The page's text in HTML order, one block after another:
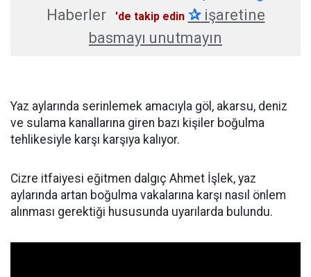
Haberler
'de takip edin ✰işaretine
basmayı unutmayın
Yaz aylarında serinlemek amacıyla göl, akarsu, deniz
ve sulama kanallarına giren bazı kişiler boğulma
tehlikesiyle karşı karşıya kalıyor.
Cizre itfaiyesi eğitmen dalgıç Ahmet İşlek, yaz
aylarında artan boğulma vakalarına karşı nasıl önlem
alınması gerektiği hususunda uyarılarda bulundu.